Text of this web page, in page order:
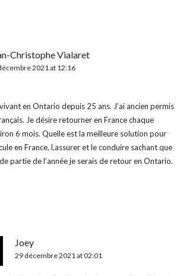
Christophe Vialaret
2021 at 12:16
en Ontario depuis 25 ans. J’ai ancien permis
Je désire retourner en France chaque
6 mois. Quelle est la meilleure solution pour
en France, l,assurer et le conduire sachant que
partie de l’année je serais de retour en Ontario.
Joey
29 décembre 2021 at 02:01